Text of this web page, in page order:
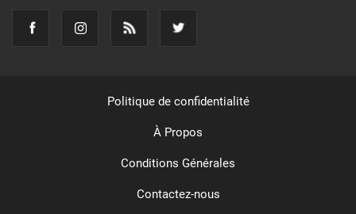
Politique de confidentialité
À Propos
Conditions Générales
Contactez-nous